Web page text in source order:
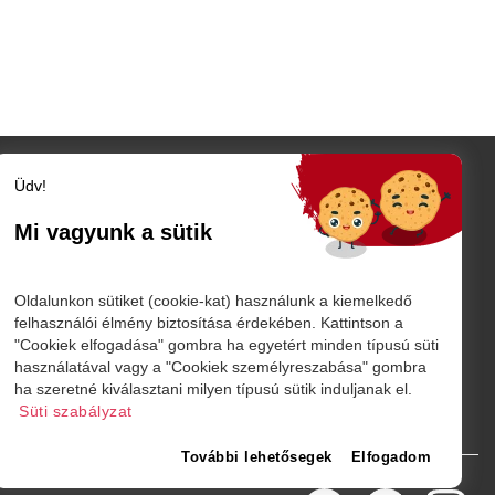
Szatmár megye
Szatmárnémeti
Nagykároly
Belföld
Külföld
Sport
Üdv!
Mi vagyunk a sütik
Oldalunkon sütiket (cookie-kat) használunk a kiemelkedő
felhasználói élmény biztosítása érdekében. Kattintson a
"Cookiek elfogadása" gombra ha egyetért minden típusú süti
használatával vagy a "Cookiek személyreszabása" gombra
ha szeretné kiválasztani milyen típusú sütik induljanak el.
Süti szabályzat
További lehetősegek Elfogadom